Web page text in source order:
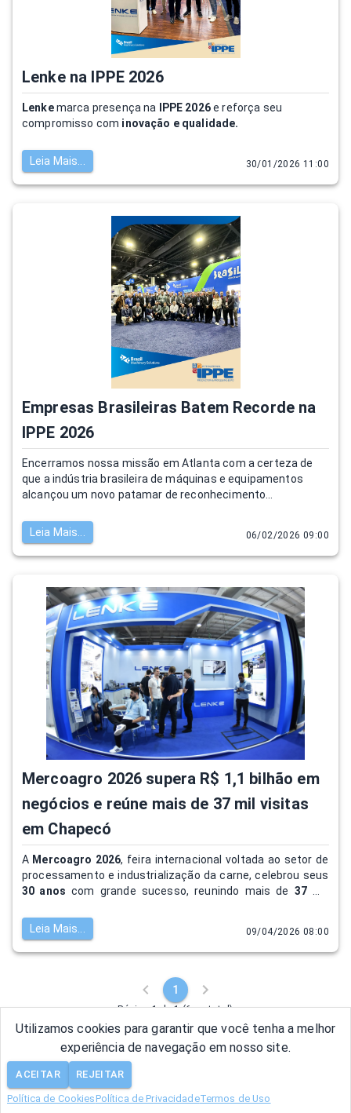
Lenke na IPPE 2026
Lenkemarca presença na IPPE 2026e reforça seu
compromisso com inovação e qualidade.
Leia Mais... 30/01/2026 11:00
Empresas Brasileiras Batem Recorde na
IPPE 2026
Encerramos nossa missão em Atlanta com a certeza de
que a indústria brasileira de máquinas e equipamentos
alcançou um novo patamar de reconhecimento
Leia Mais...
06/02/2026 09:00
Mercoagro 2026 supera R$ 1,1 bilhão em
negócios e reúne mais de 37 mil visitas
em Chapecó
A Mercoagro 2026, feira internacional voltada ao setor de
processamento e industrialização da carne, celebrou seus
30 anos com grande sucesso, reunindo mais de 37 mil
bilhão em negócios
Chapecó, impulsionando hotéis, restaurantes, comércio e
o aeroporto local, além de consolidar a cidade como
Leia Mais... 09/04/2026 08:00
1
Página 1 de 1 (6 no total)
Utilizamos cookies para garantir que você tenha a melhor
experiência de navegação em nosso site.
ACEITAR REJEITAR
Política de CookiesPolítica de PrivacidadeTermos de Uso
© 2026 - Lenke